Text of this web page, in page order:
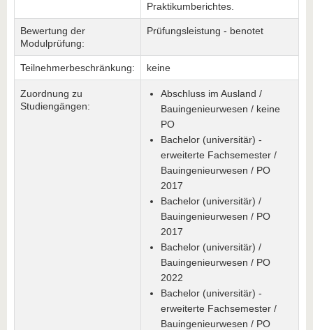
Praktikumberichtes.
Bewertung der
Modulprüfung:
Prüfungsleistung - benotet
Teilnehmerbeschränkung: keine
Zuordnung zu
Studiengängen:
Abschluss im Ausland /
Bauingenieurwesen / keine
PO
Bachelor (universitär) -
erweiterte Fachsemester /
Bauingenieurwesen / PO
2017
Bachelor (universitär) /
Bauingenieurwesen / PO
2017
Bachelor (universitär) /
Bauingenieurwesen / PO
2022
Bachelor (universitär) -
erweiterte Fachsemester /
Bauingenieurwesen / PO